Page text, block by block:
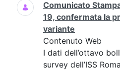
Comunicato
19, confermata la
variante
Contenuto Web
I dati dell’ottavo
survey dell’ISS